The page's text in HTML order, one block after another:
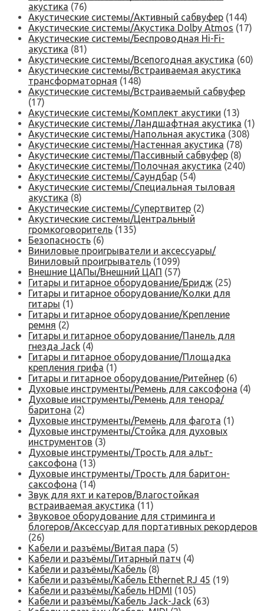
акустика (76)
Акустические системы/Активный сабвуфер (144)
Акустические системы/Акустика Dolby Atmos (17)
Акустические системы/Беспроводная Hi-Fi-
акустика (81)
Акустические системы/Всепогодная акустика (60)
Акустические системы/Встраиваемая акустика
трансформаторная (148)
Акустические системы/Встраиваемый сабвуфер
(17)
Акустические системы/Комплект акустики (13)
Акустические системы/Ландшафтная акустика (1)
Акустические системы/Напольная акустика (308)
Акустические системы/Настенная акустика (78)
Акустические системы/Пассивный сабвуфер (8)
Акустические системы/Полочная акустика (240)
Акустические системы/Саундбар (54)
Акустические системы/Специальная тыловая
акустика (8)
Акустические системы/Супертвитер (2)
Акустические системы/Центральный
громкоговоритель (135)
Безопасность (6)
Виниловые проигрыватели и аксессуары/
Виниловый проигрыватель (1099)
Внешние ЦАПы/Внешний ЦАП (57)
Гитары и гитарное оборудование/Бридж (25)
Гитары и гитарное оборудование/Колки для
гитары (1)
Гитары и гитарное оборудование/Крепление
ремня (2)
Гитары и гитарное оборудование/Панель для
гнезда Jack (4)
Гитары и гитарное оборудование/Площадка
крепления грифа (1)
Гитары и гитарное оборудование/Ритейнер (6)
Духовые инструменты/Ремень для саксофона (4)
Духовые инструменты/Ремень для тенора/
баритона (2)
Духовые инструменты/Ремень для фагота (1)
Духовые инструменты/Стойка для духовых
инструментов (3)
Духовые инструменты/Трость для альт-
саксофона (13)
Духовые инструменты/Трость для баритон-
саксофона (14)
Звук для яхт и катеров/Влагостойкая
встраиваемая акустика (11)
Звуковое оборудование для стриминга и
блогеров/Аксессуар для портативных рекордеров
(26)
Кабели и разъёмы/Витая пара (5)
Кабели и разъёмы/Гитарный патч (4)
Кабели и разъёмы/Кабель (8)
Кабели и разъёмы/Кабель Ethernet RJ 45 (19)
Кабели и разъёмы/Кабель HDMI (105)
Кабели и разъёмы/Кабель Jack-Jack (63)